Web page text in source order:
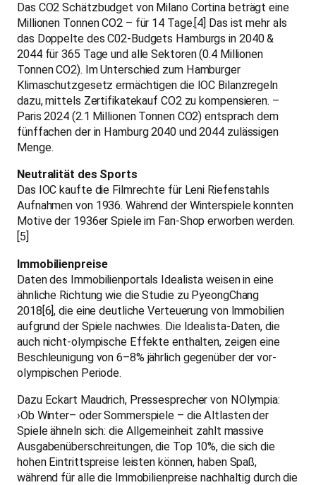
Das CO2 Schätzbudget von Milano Cortina beträgt eine
Millionen Tonnen CO2 – für 14 Tage.[4] Das ist mehr als
das Doppelte des C02-Budgets Hamburgs in 2040 &
2044 für 365 Tage und alle Sektoren (0.4 Millionen
Tonnen CO2). Im Unterschied zum Hamburger
Klimaschutzgesetz ermächtigen die IOC Bilanzregeln
dazu, mittels Zertifikatekauf CO2 zu kompensieren. –
Paris 2024 (2.1 Millionen Tonnen CO2) entsprach dem
fünffachen der in Hamburg 2040 und 2044 zulässigen
Menge.
Neutralität des Sports
Das IOC kaufte die Filmrechte für Leni Riefenstahls
Aufnahmen von 1936. Während der Winterspiele konnten
Motive der 1936er Spiele im Fan-Shop erworben werden.
[5]
Immobilienpreise
Daten des Immobilienportals Idealista weisen in eine
ähnliche Richtung wie die Studie zu PyeongChang
2018[6], die eine deutliche Verteuerung von Immobilien
aufgrund der Spiele nachwies. Die Idealista-Daten, die
auch nicht-olympische Effekte enthalten, zeigen eine
Beschleunigung von 6–8% jährlich gegenüber der vor-
olympischen Periode.
Dazu Eckart Maudrich, Pressesprecher von NOlympia:
›Ob Winter– oder Sommerspiele – die Altlasten der
Spiele ähneln sich: die Allgemeinheit zahlt massive
Ausgabenüberschreitungen, die Top 10%, die sich die
hohen Eintrittspreise leisten können, haben Spaß,
während für alle die Immobilienpreise nachhaltig durch die